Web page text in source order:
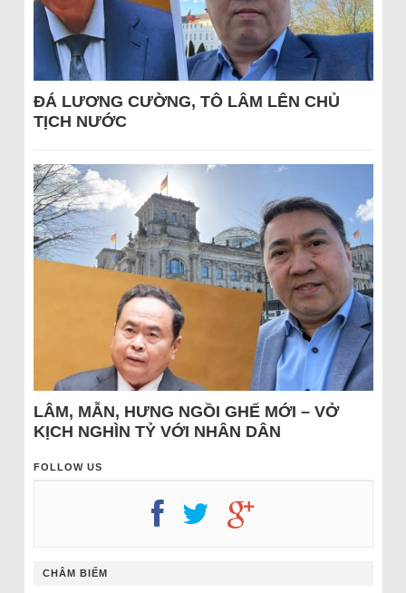
ĐÁ LƯƠNG CƯỜNG, TÔ LÂM LÊN CHỦ
TỊCH NƯỚC
LÂM, MẪN, HƯNG NGỒI GHẾ MỚI – VỞ
KỊCH NGHÌN TỶ VỚI NHÂN DÂN
FOLLOW US
CHÂM BIẾM